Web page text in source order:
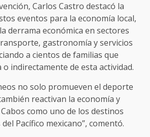
Carlos Castro destacó la
eventos para la economía local,
derrama económica en sectores
gastronomía y servicios
a cientos de familias que
indirectamente de esta actividad.
no solo promueven el deporte
reactivan la economía y
como uno de los destinos
Pacífico mexicano”, comentó.